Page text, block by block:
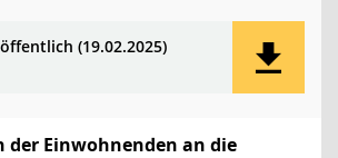
(19.02.2025)
der Einwohnenden an die